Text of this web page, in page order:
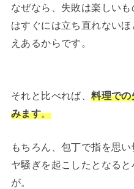
なぜなら、失敗は楽しい
はすぐには立ち直れない
えあるからです。
それと比べれば、料理で
みます。
もちろん、包丁で指を思
ヤ騒ぎを起こしたとなる
が。